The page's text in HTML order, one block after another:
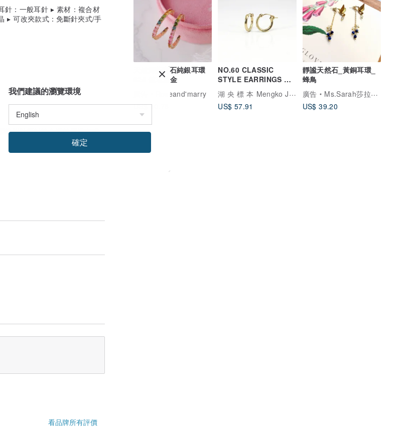
天然海藍寶石純銀耳環
925 鍍玫瑰金
Roseand'marry
US$ 90.78
NO.60 CLASSIC
STYLE EARRINGS 經
典基本款耳飾 - 14K GF湖 央 標 本 Mengko Jewelry Studio
US$ 57.91
靜謐天然石_黃銅耳環_
蜂鳥
廣告
Ms.Sarah莎拉小姐
US$ 39.20
針：一般耳針 ▸ 素材：複合材
▸ 可改夾款式：免斷針夾式/手
聯絡設計師討論合適的運送方式
看品牌所有評價
我們建議的瀏覽環境
確定